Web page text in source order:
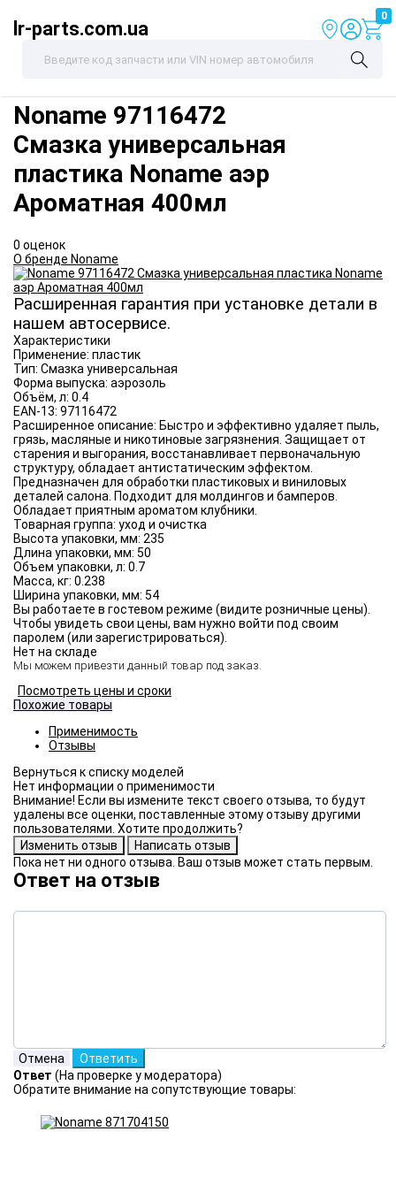
lr-parts.com.ua
0
Noname 97116472
Смазка универсальная
пластика Noname аэр
Ароматная 400мл
0 оценок
О бренде Noname
Расширенная гарантия при установке детали в
нашем автосервисе.
Характеристики
Применение: пластик
Тип: Смазка универсальная
Форма выпуска: аэрозоль
Объём, л: 0.4
EAN-13: 97116472
Расширенное описание: Быстро и эффективно удаляет пыль,
грязь, масляные и никотиновые загрязнения. Защищает от
старения и выгорания, восстанавливает первоначальную
структуру, обладает антистатическим эффектом.
Предназначен для обработки пластиковых и виниловых
деталей салона. Подходит для молдингов и бамперов.
Обладает приятным ароматом клубники.
Товарная группа: уход и очистка
Высота упаковки, мм: 235
Длина упаковки, мм: 50
Объем упаковки, л: 0.7
Масса, кг: 0.238
Ширина упаковки, мм: 54
Вы работаете в гостевом режиме (видите розничные цены).
Чтобы увидеть свои цены, вам нужно войти под своим
паролем (или зарегистрироваться).
Нет на складе
Мы можем привезти данный товар под заказ.
Посмотреть цены и сроки
Похожие товары
Применимость
Отзывы
Нет информации о применимости
Внимание! Если вы измените текст своего отзыва, то будут
удалены все оценки, поставленные этому отзыву другими
пользователями. Хотите продолжить?
Пока нет ни одного отзыва. Ваш отзыв может стать первым.
Ответ на отзыв
Ответ (На проверке у модератора)
Обратите внимание на сопутствующие товары: